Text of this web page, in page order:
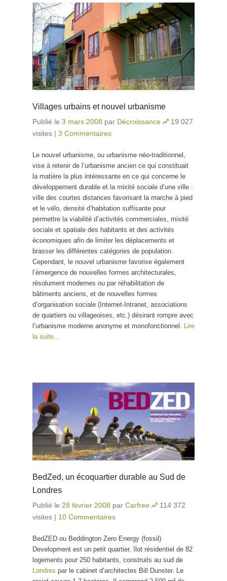
Villages urbains et nouvel urbanisme
Publié le 3 mars 2008 par Décroissance
19 027
visites | 3 Commentaires
Le nouvel urbanisme, ou urbanisme néo-traditionnel,
vise à retenir de l’urbanisme ancien ce qui constituait
la matière la plus intéressante en ce qui concerne le
développement durable et la mixité sociale d’une ville :
ville des courtes distances favorisant la marche à pied
et le vélo, densité d’habitation suffisante pour
permettre la viabilité d’activités commerciales, mixité
sociale et spatiale des habitants et des activités
économiques afin de limiter les déplacements et
brasser les différentes catégories de population.
Cependant, le nouvel urbanisme favorise également
l’émergence de nouvelles formes architecturales,
résolument modernes ou par réhabilitation de
bâtiments anciens, et de nouvelles formes
d’organisation sociale (Internet-Intranet, associations
de quartiers ou villageoises, etc.) désirant rompre avec
l’urbanisme moderne anonyme et monofonctionnel. Lire
la suite…
BedZed, un écoquartier durable au Sud de
Londres
Publié le 28 février 2008 par Carfree
114 372
visites | 10 Commentaires
BedZED ou Beddington Zero Energy (fossil)
Development est un petit quartier, îlot résidentiel de 82
logements pour 250 habitants, construits au sud de
Londres par le cabinet d’architectes Bill Dunster. Le